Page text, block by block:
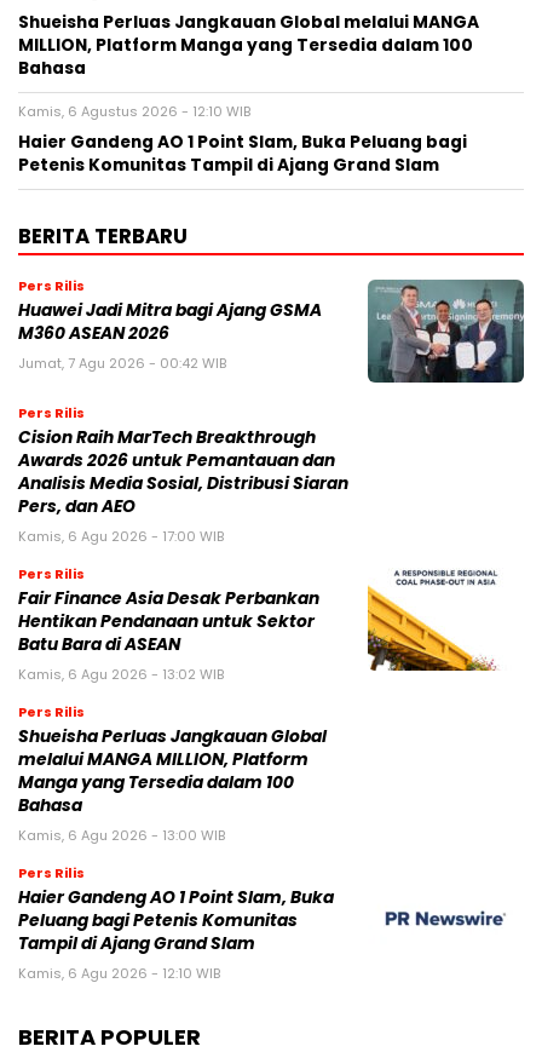
Shueisha Perluas Jangkauan Global melalui MANGA
MILLION, Platform Manga yang Tersedia dalam 100
Bahasa
Kamis, 6 Agustus 2026 - 12:10 WIB
Haier Gandeng AO 1 Point Slam, Buka Peluang bagi
Petenis Komunitas Tampil di Ajang Grand Slam
BERITA TERBARU
Pers Rilis
Huawei Jadi Mitra bagi Ajang GSMA
M360 ASEAN 2026
Jumat, 7 Agu 2026 - 00:42 WIB
Pers Rilis
Cision Raih MarTech Breakthrough
Awards 2026 untuk Pemantauan dan
Analisis Media Sosial, Distribusi Siaran
Pers, dan AEO
Kamis, 6 Agu 2026 - 17:00 WIB
Pers Rilis
Fair Finance Asia Desak Perbankan
Hentikan Pendanaan untuk Sektor
Batu Bara di ASEAN
Kamis, 6 Agu 2026 - 13:02 WIB
Pers Rilis
Shueisha Perluas Jangkauan Global
melalui MANGA MILLION, Platform
Manga yang Tersedia dalam 100
Bahasa
Kamis, 6 Agu 2026 - 13:00 WIB
Pers Rilis
Haier Gandeng AO 1 Point Slam, Buka
Peluang bagi Petenis Komunitas
Tampil di Ajang Grand Slam
Kamis, 6 Agu 2026 - 12:10 WIB
BERITA POPULER